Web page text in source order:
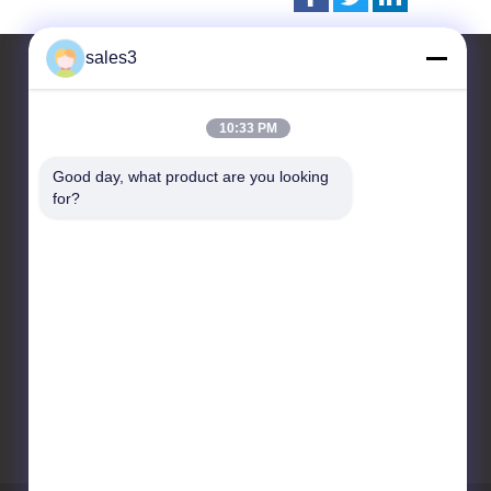
Contacteer ons
JIANGSU WANSHIDA
sales3
10:33 PM
Good day, what product are you looking
for?